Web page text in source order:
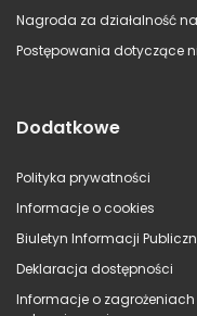
Nagroda za działalność
Postępowania dotyczące
Dodatkowe
Polityka prywatności
Informacje o cookies
Biuletyn Informacji
Deklaracja dostępności
Informacje o